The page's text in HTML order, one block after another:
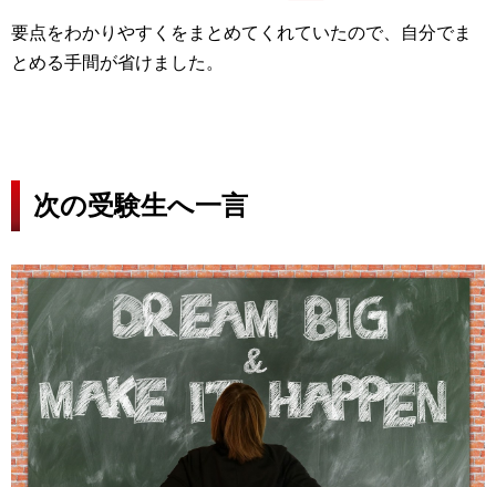
要点をわかりやすくをまとめてくれていたので、自分でま
とめる手間が省けました。
次の受験生へ一言